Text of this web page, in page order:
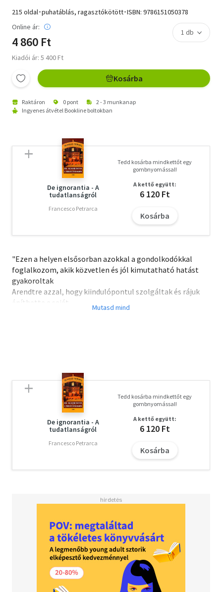
215 oldal･puhatáblás, ragasztókötött･ISBN: 9786151050378
Online ár:
4 860 Ft
Kiadói ár: 5 400 Ft
Kosárba
Raktáron 0 pont
2 - 3 munkanap
Ingyenes átvétel Bookline boltokban
De ignorantia - A
tudatlanságról
Francesco Petrarca
Tedd kosárba mindkettőt egy
gombnyomással!
A kettő együtt:
6 120 Ft
Kosárba
"Ezen a helyen elsősorban azokkal a gondolkodókkal
foglalkozom, akik közvetlen és jól kimutatható hatást
gyakoroltak
Arendtre azzal, hogy kiindulópontul szolgáltak és rájuk
építhette a saját
gondolatait. - Arra törekedtem, hogy Arendt politikai
De ignorantia - A
tudatlanságról
Francesco Petrarca
Tedd kosárba mindkettőt egy
gombnyomással!
A kettő együtt:
6 120 Ft
Kosárba